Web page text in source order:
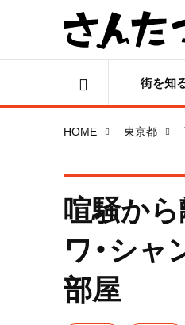
街を知
HOME 東京都
喧騒か
ワ・シ
部屋